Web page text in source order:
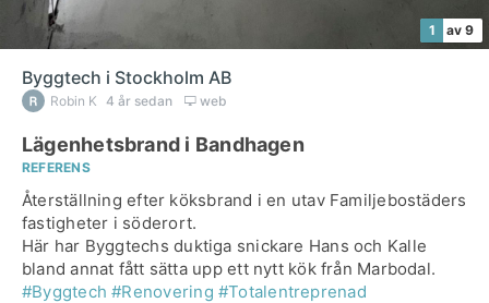
1 av 9
Byggtech i Stockholm AB
Robin K 4 år sedan web
Lägenhetsbrand i Bandhagen
REFERENS
Återställning efter köksbrand i en utav Familjebostäders
fastigheter i söderort.
Här har Byggtechs duktiga snickare Hans och Kalle
#Byggtech #Renovering #Totalentreprenad